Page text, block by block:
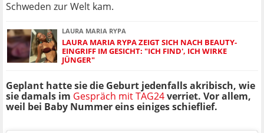
Schweden zur Welt kam.
LAURA MARIA RYPA
LAURA MARIA RYPA ZEIGT SICH NACH BEAUTY-
EINGRIFF IM GESICHT: "ICH FIND', ICH WIRKE
JÜNGER"
Geplant hatte sie die Geburt jedenfalls akribisch, wie
sie damals im Gespräch mit TAG24verriet. Vor allem,
weil bei Baby Nummer eins einiges schieflief.